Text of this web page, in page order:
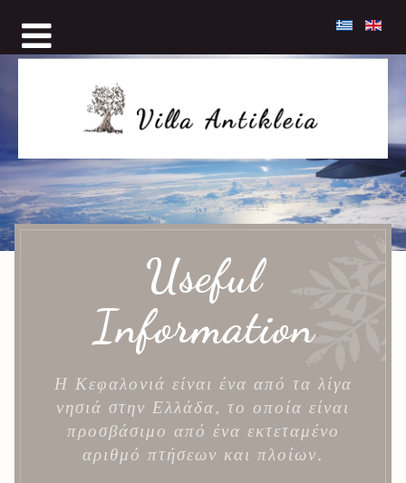
Useful
Information
Η Κεφαλονιά είναι ένα από τα λίγα
νησιά στην Ελλάδα, το οποία είναι
προσβάσιμο από ένα εκτεταμένο
αριθμό πτήσεων και πλοίων.